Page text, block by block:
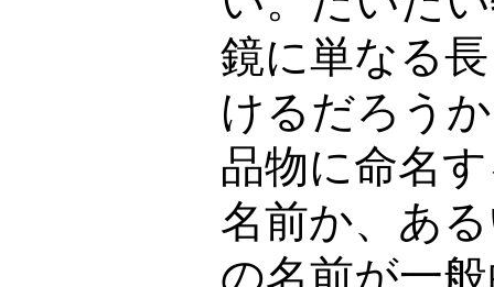
鏡に単なる
けるだろう
品物に命名
名前か、あ
の名前が一